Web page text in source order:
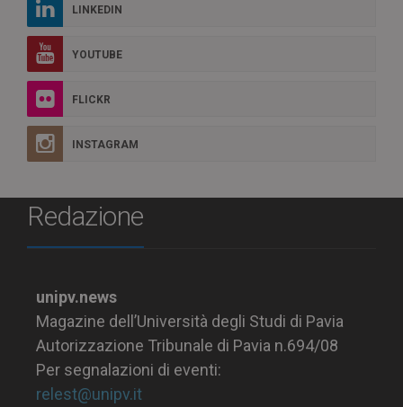
LINKEDIN
YOUTUBE
FLICKR
INSTAGRAM
Redazione
unipv.news
Magazine dell’Università degli Studi di Pavia
Autorizzazione Tribunale di Pavia n.694/08
Per segnalazioni di eventi:
relest@unipv.it